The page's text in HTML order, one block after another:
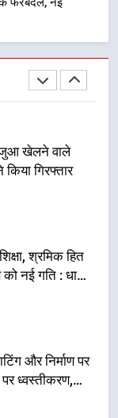
किया गिरफ्तार
श्रमिक हित
नई गति : धामी
फैसले
और निर्माण पर
पर ध्वस्तीकरण,
सील
पर मुख्यमंत्री
और हस्तशिल्प